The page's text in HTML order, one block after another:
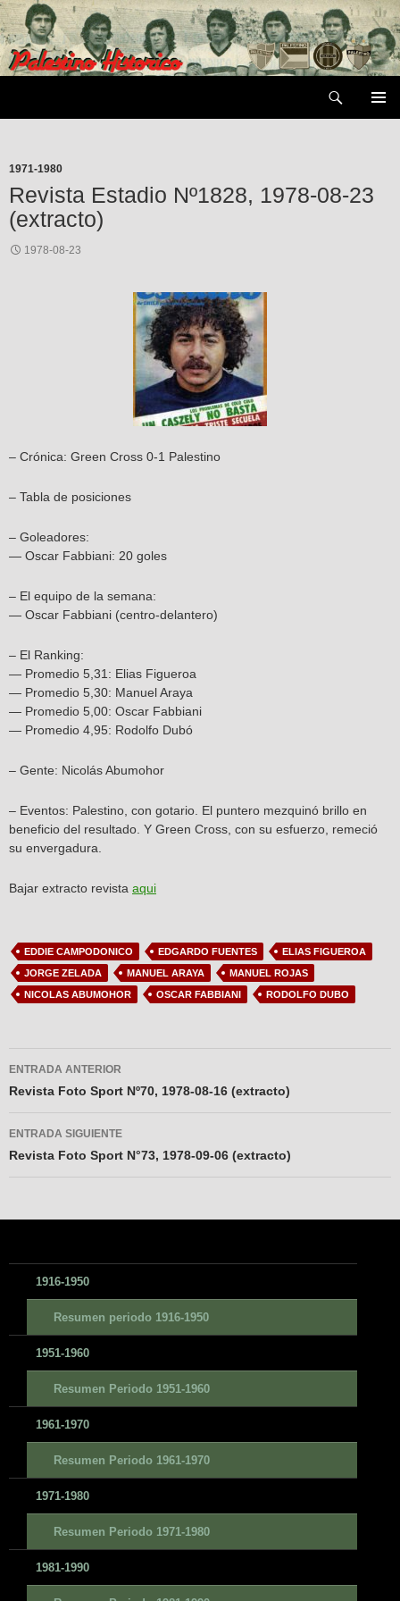
Saltar
al
contenido
1971-1980
Revista Estadio Nº1828, 1978-08-23
(extracto)
1978-08-23
– Crónica: Green Cross 0-1 Palestino
– Tabla de posiciones
– Goleadores:
— Oscar Fabbiani: 20 goles
– El equipo de la semana:
— Oscar Fabbiani (centro-delantero)
– El Ranking:
— Promedio 5,31: Elias Figueroa
— Promedio 5,30: Manuel Araya
— Promedio 5,00: Oscar Fabbiani
— Promedio 4,95: Rodolfo Dubó
– Gente: Nicolás Abumohor
– Eventos: Palestino, con gotario. El puntero mezquinó brillo en
beneficio del resultado. Y Green Cross, con su esfuerzo, remeció
su envergadura.
Bajar extracto revista aqui
EDDIE CAMPODONICO EDGARDO FUENTES
ELIAS FIGUEROA
JORGE ZELADA
MANUEL ARAYA
MANUEL ROJAS
NICOLAS ABUMOHOR
OSCAR FABBIANI RODOLFO DUBO
Navegador
de
entradas
ENTRADA ANTERIOR
Revista Foto Sport Nº70, 1978-08-16 (extracto)
ENTRADA SIGUIENTE
Revista Foto Sport N°73, 1978-09-06 (extracto)
1916-1950
Resumen periodo 1916-1950
1951-1960
Resumen Periodo 1951-1960
1961-1970
Resumen Periodo 1961-1970
1971-1980
Resumen Periodo 1971-1980
1981-1990